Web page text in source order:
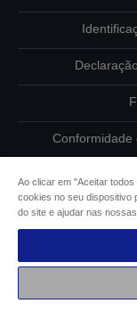
Conformidade
Ao clicar em "Aceitar
cookies no seu dispositivo
do site e ajudar nas